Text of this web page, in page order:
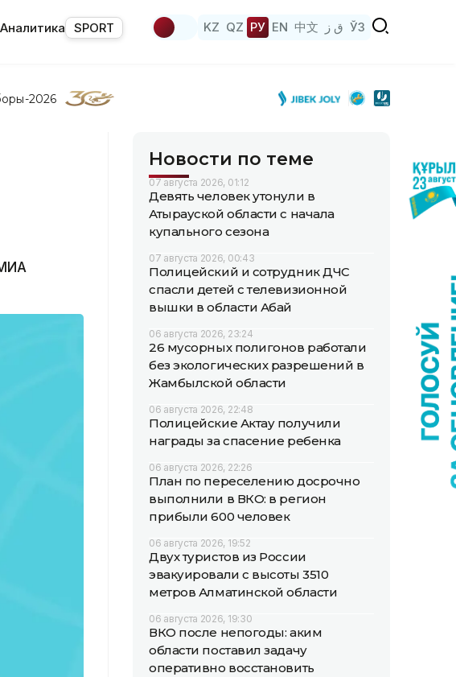
Аналитика SPORT KZ QZ РУ EN 中文 ق ز ЎЗ
2026
Новости по теме
07 августа 2026, 01:12
Девять человек утонули в
Атырауской области с начала
купального сезона
07 августа 2026, 00:43
Полицейский и сотрудник ДЧС
спасли детей с телевизионной
вышки в области Абай
06 августа 2026, 23:24
26 мусорных полигонов работали
без экологических разрешений в
Жамбылской области
06 августа 2026, 22:48
Полицейские Актау получили
награды за спасение ребенка
06 августа 2026, 22:26
План по переселению досрочно
выполнили в ВКО: в регион
прибыли 600 человек
06 августа 2026, 19:52
Двух туристов из России
эвакуировали с высоты 3510
метров Алматинской области
06 августа 2026, 19:30
ВКО после непогоды: аким
области поставил задачу
оперативно восстановить